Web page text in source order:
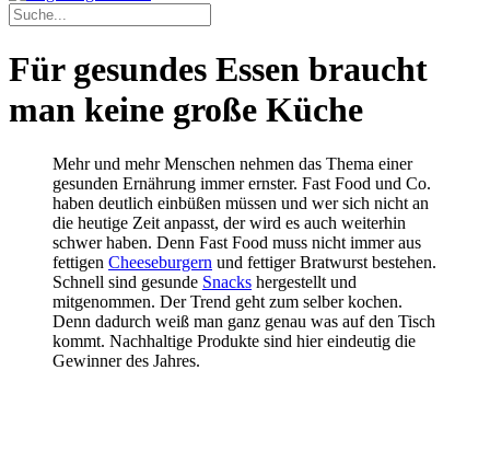
Für gesundes Essen braucht
man keine große Küche
Mehr und mehr Menschen nehmen das Thema einer
gesunden Ernährung immer ernster. Fast Food und Co.
haben deutlich einbüßen müssen und wer sich nicht an
die heutige Zeit anpasst, der wird es auch weiterhin
schwer haben. Denn Fast Food muss nicht immer aus
fettigen Cheeseburgern und fettiger Bratwurst bestehen.
Schnell sind gesunde Snacks hergestellt und
mitgenommen. Der Trend geht zum selber kochen.
Denn dadurch weiß man ganz genau was auf den Tisch
kommt. Nachhaltige Produkte sind hier eindeutig die
Gewinner des Jahres.